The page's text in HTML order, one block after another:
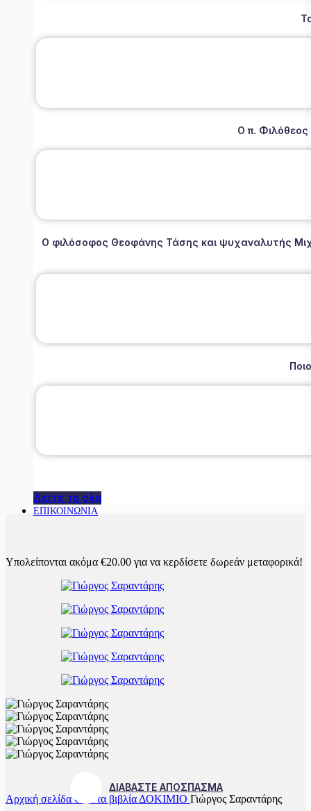
Ο π.
Ο φιλόσοφος Θεοφάνης Τάσης και ψυχαναλυτής
Δείτε τα όλα
ΕΠΙΚΟΙΝΩΝΙΑ
Υπολείπονται ακόμα €20.00 για να κερδίσετε δωρεάν μεταφορικά!
ΔΙΑΒΑΣΤΕ ΑΠΟΣΠΑΣΜΑ
Αρχική σελίδα Όλα τα βιβλία ΔΟΚΙΜΙΟ Γιώργος Σαραντάρης